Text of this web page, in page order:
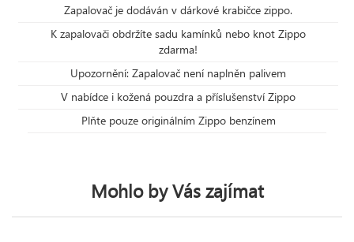
Zapalovač je dodáván v dárkové krabičce zippo.
K zapalovači obdržíte sadu kamínků nebo knot Zippo
zdarma!
Upozornění: Zapalovač není naplněn palivem
V nabídce i kožená pouzdra a příslušenství Zippo
Plňte pouze originálním Zippo benzínem
Mohlo by Vás zajímat